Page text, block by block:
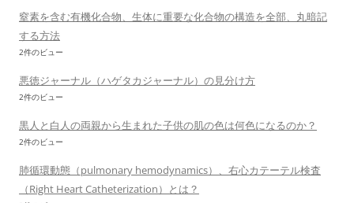
窒素を含む有機化合物、生体に重要な化合物の構造を全部、丸暗記
する方法
2件のビュー
悪徳ジャーナル（ハゲタカジャーナル）の見分け方
2件のビュー
黒人と白人の両親から生まれた子供の肌の色は何色になるのか？
2件のビュー
肺循環動態（pulmonary hemodynamics）、右心カテーテル検査
（Right Heart Catheterization）とは？